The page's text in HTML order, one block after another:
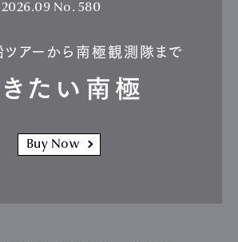
2026.09 No. 580
ツアーから南極観測隊まで
たい南極
Buy Now